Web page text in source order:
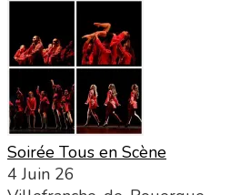
Soirée Tous en Scène
4 Juin 26